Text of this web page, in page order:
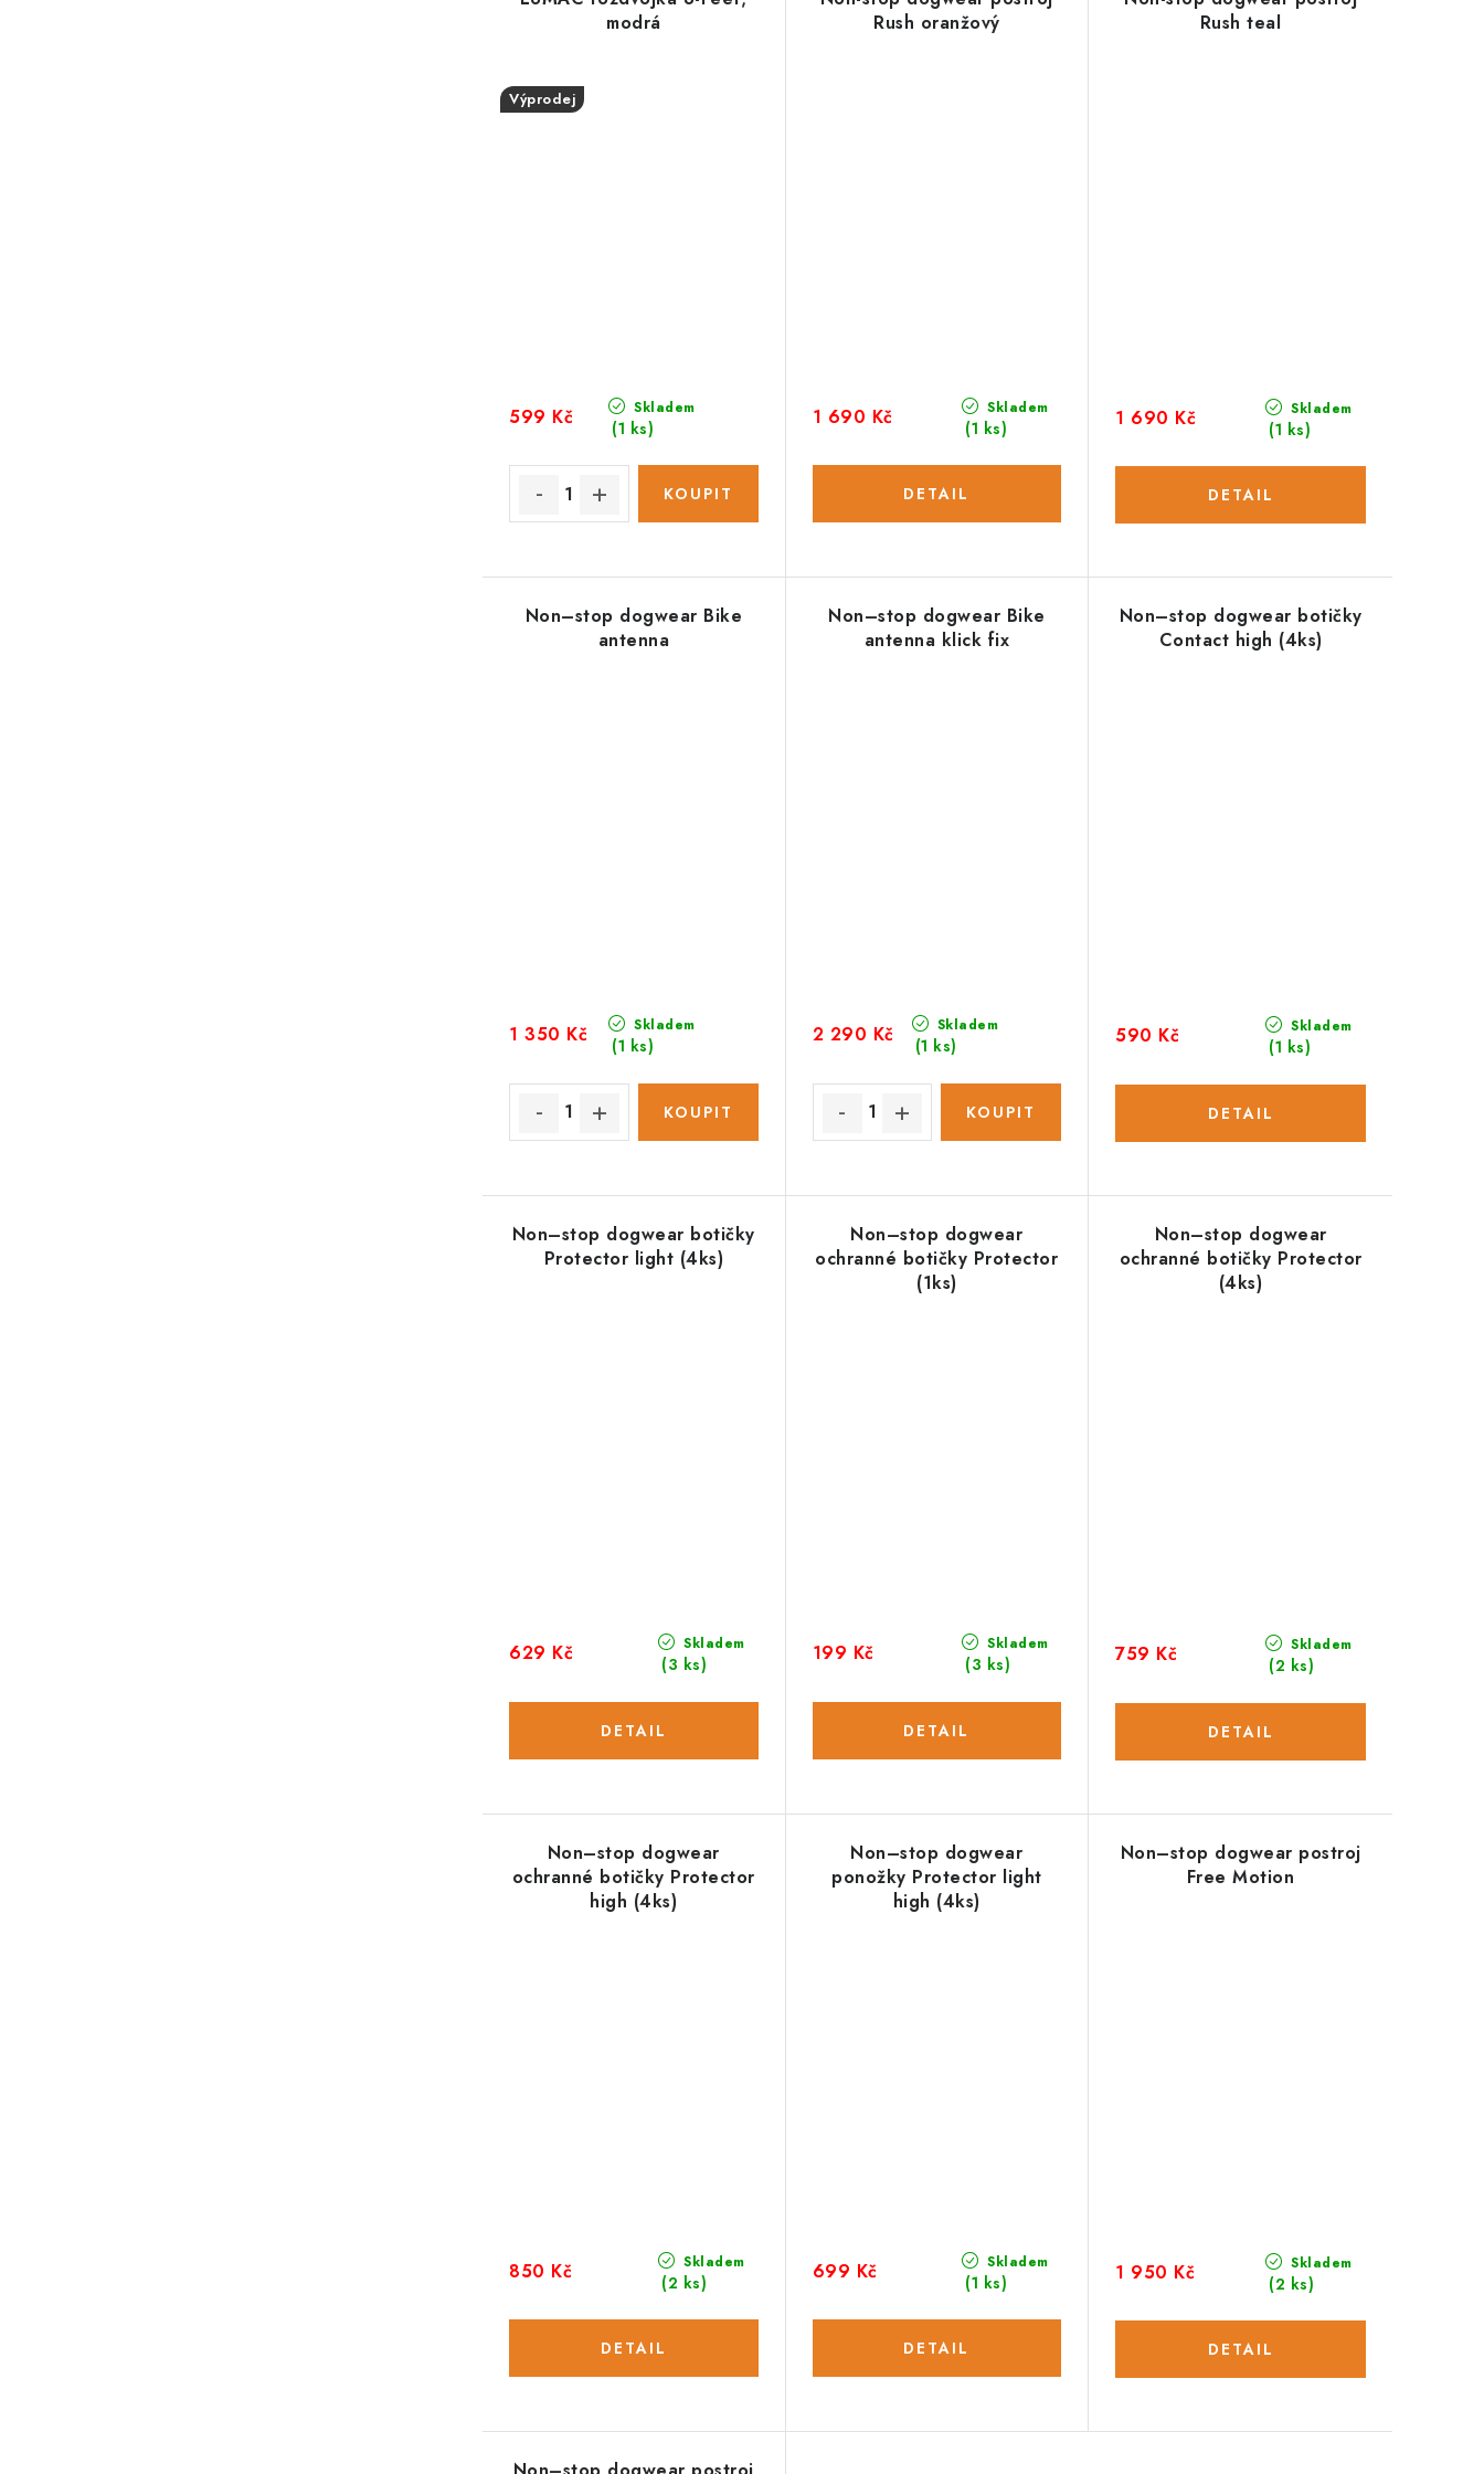
modrá
Výprodej
Skladem
(1 ks)
599 Kč
Rush oranžový
Skladem
(1 ks)
1 690 Kč
Rush teal
Skladem
(1 ks)
1 690 Kč
Non–stop dogwear Bike
antenna
Skladem
(1 ks)
1 350 Kč
Non–stop dogwear Bike
antenna klick fix
Skladem
(1 ks)
2 290 Kč
Non–stop dogwear botičky
Contact high (4ks)
Skladem
(1 ks)
590 Kč
Non–stop dogwear botičky
Protector light (4ks)
Skladem
(3 ks)
629 Kč
Non–stop dogwear
ochranné botičky Protector
(1ks)
Skladem
(3 ks)
199 Kč
Non–stop dogwear
ochranné botičky Protector
(4ks)
Skladem
(2 ks)
759 Kč
Non–stop dogwear
ochranné botičky Protector
high (4ks)
Skladem
(2 ks)
850 Kč
Non–stop dogwear
ponožky Protector light
high (4ks)
Skladem
(1 ks)
699 Kč
Non–stop dogwear postroj
Free Motion
Skladem
(2 ks)
1 950 Kč